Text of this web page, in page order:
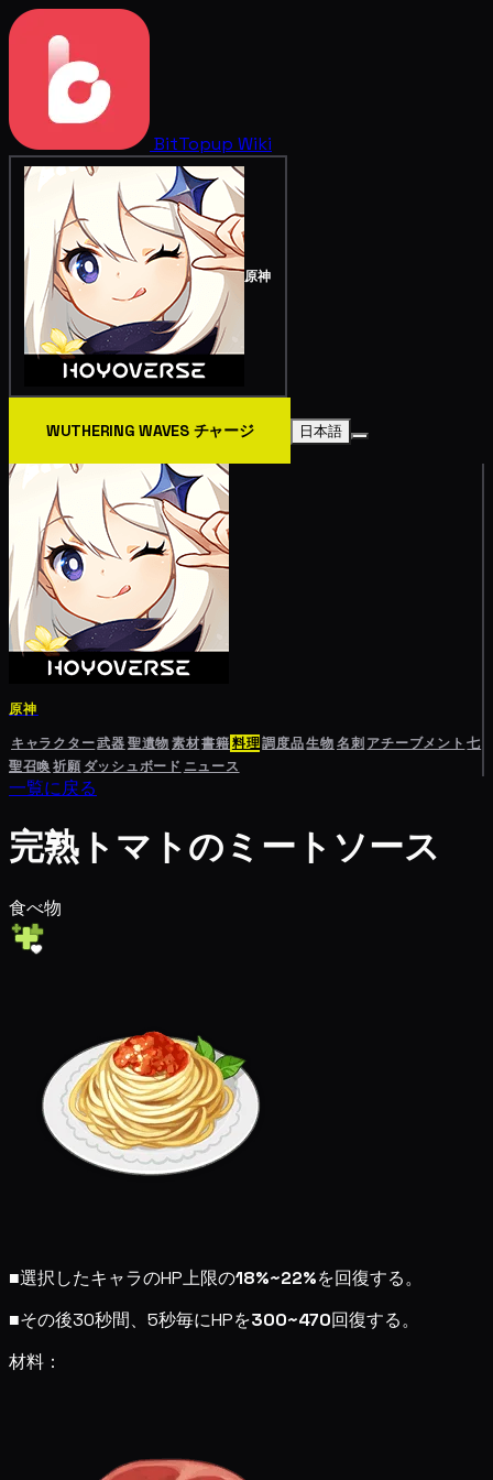
BitTopup Wiki
原神
WUTHERING WAVES チャージ 日本語
原神
キャラクター武器聖遺物素材書籍料理調度品生物名刺 アチーブメント 七
聖召喚祈願 ダッシュボード ニュース
一覧に戻る
完熟トマトのミートソース
食べ物
■選択したキャラのHP上限の18%~22%を回復する。
■その後30秒間、5秒毎にHPを300~470回復する。
材料：